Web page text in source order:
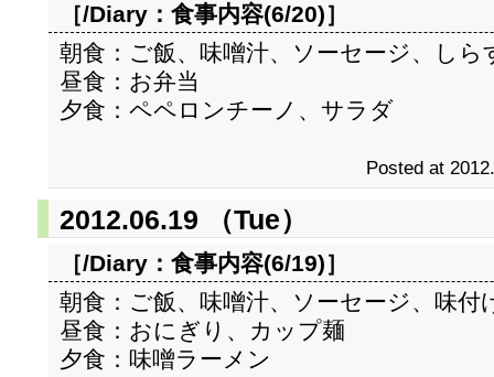
［/Diary： 食事内容(6/20)］
朝食：ご飯、味噌汁、ソーセージ、しら
昼食：お弁当
夕食：ペペロンチーノ、サラダ
Posted at
2012.06.19 （Tue）
［/Diary： 食事内容(6/19)］
朝食：ご飯、味噌汁、ソーセージ、味付
昼食：おにぎり、カップ麺
夕食：味噌ラーメン